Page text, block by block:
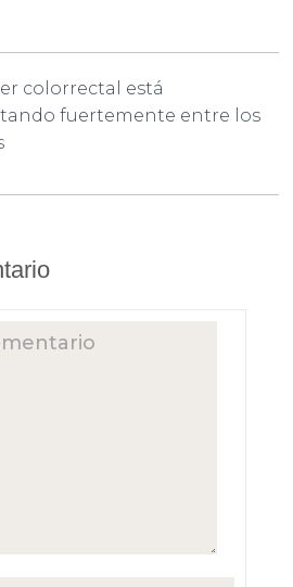
colorrectal está
fuertemente entre los